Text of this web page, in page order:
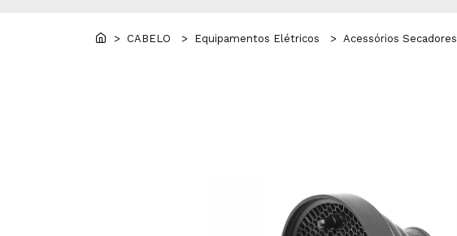
> CABELO > Equipamentos Elétricos > Acessórios Secadores